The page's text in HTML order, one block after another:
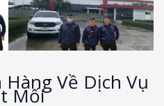
Về Dịch Vụ
Mối